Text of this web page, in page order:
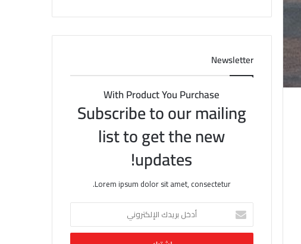
Newsletter
With Product You Purchase
Subscribe to our mailing
list to get the new
updates!
Lorem ipsum dolor sit amet, consectetur.
خ